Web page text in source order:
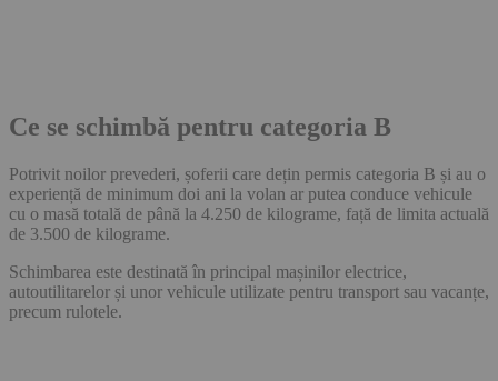
Ce se schimbă pentru categoria B
Potrivit noilor prevederi, șoferii care dețin permis categoria B și au o
experiență de minimum doi ani la volan ar putea conduce vehicule
cu o masă totală de până la 4.250 de kilograme, față de limita actuală
de 3.500 de kilograme.
Schimbarea este destinată în principal mașinilor electrice,
autoutilitarelor și unor vehicule utilizate pentru transport sau vacanțe,
precum rulotele.